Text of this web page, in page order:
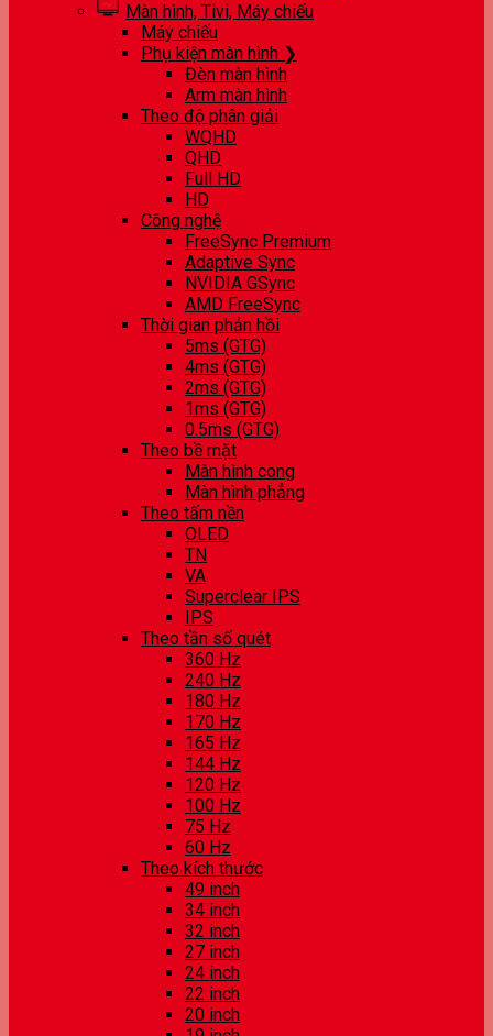
Màn hình, Tivi, Máy chiếu
Máy chiếu
Phụ kiện màn hình ❯
Đèn màn hình
Arm màn hình
Theo độ phân giải
WQHD
QHD
Full HD
HD
Công nghệ
FreeSync Premium
Adaptive Sync
NVIDIA GSync
AMD FreeSync
Thời gian phản hồi
5ms (GTG)
4ms (GTG)
2ms (GTG)
1ms (GTG)
0.5ms (GTG)
Theo bề mặt
Màn hình cong
Màn hình phẳng
Theo tấm nền
OLED
TN
VA
Superclear IPS
IPS
Theo tần số quét
360 Hz
240 Hz
180 Hz
170 Hz
165 Hz
144 Hz
120 Hz
100 Hz
75 Hz
60 Hz
Theo kích thước
49 inch
34 inch
32 inch
27 inch
24 inch
22 inch
20 inch